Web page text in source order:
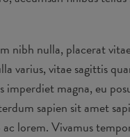
nibh nulla, placerat
vitae sagittis
magna, eu
sapien sit amet
lorem. Vivamus